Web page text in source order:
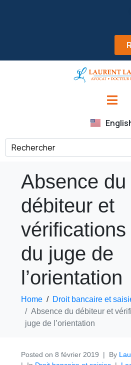
Absence du
débiteur et
vérifications
du juge de
l’orientation
Home
Droit bancaire et
Absence du débiteur et
juge de l’orientation
Posted on8 février 2019 By